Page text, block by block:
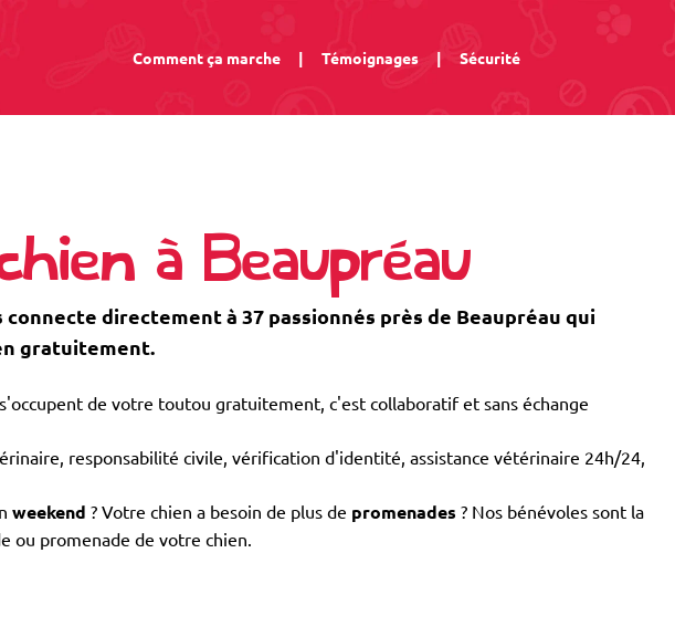
Comment ça marche | Témoignages | Sécurité
à Beaupréau
directement à 37 passionnés près de Beaupréau qui
gratuitement.
s'occupent de votre toutou gratuitement, c'est collaboratif et sans échange
responsabilité civile, vérification d'identité, assistance vétérinaire 24h/24,
weekend ? Votre chien a besoin de plus de promenades ? Nos bénévoles sont la
ou promenade de votre chien.